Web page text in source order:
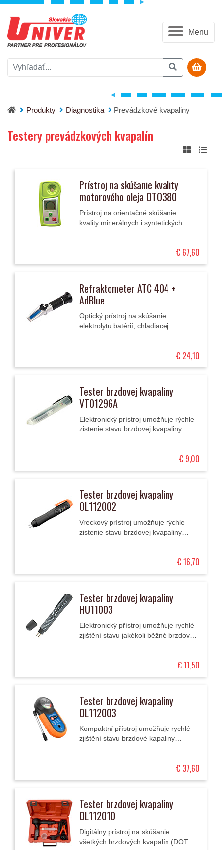
Menu
Produkty Diagnostika Prevádzkové kvapaliny
Testery prevádzkových kvapalín
Prístroj na skúšanie kvality
motorového oleja OTO380
Prístroj na orientačné skúšanie
kvality minerálnych i syntetických
€ 67,60
Refraktometer ATC 404 +
AdBlue
Optický prístroj na skúšanie
elektrolytu batérií, chladiacej
€ 24,10
Tester brzdovej kvapaliny
VT01296A
Elektronický prístroj umožňuje rýchle
zistenie stavu brzdovej kvapaliny
€ 9,00
Tester brzdovej kvapaliny
OL112002
Vreckový prístroj umožňuje rýchle
zistenie stavu brzdovej kvapaliny
€ 16,70
Tester brzdovej kvapaliny
HU11003
Elektronický přístroj umožňuje rychlé
zjištění stavu jakékoli běžné brzdové
€ 11,50
Tester brzdovej kvapaliny
OL112003
Kompaktní přístroj umožňuje rychlé
zjištění stavu brzdové kapaliny
€ 37,60
Tester brzdovej kvapaliny
OL112010
Digitálny prístroj na skúšanie
všetkých brzdových kvapalín (DOT3,